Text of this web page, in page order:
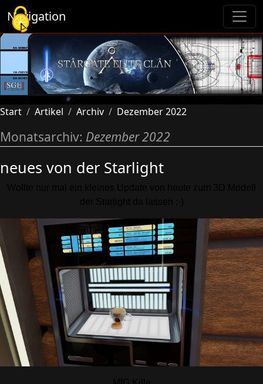
Navigation
Start Artikel Archiv Dezember 2022
Monatsarchiv: Dezember 2022
neues von der Starlight
Cookie-Einstellungen